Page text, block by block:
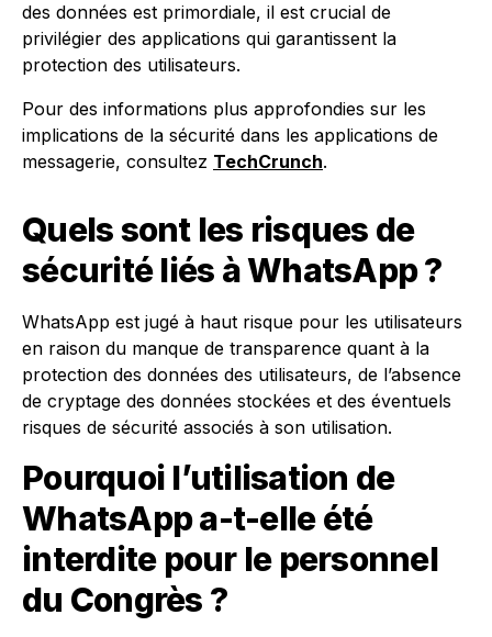
des données est primordiale, il est crucial de
privilégier des applications qui garantissent la
protection des utilisateurs.
Pour des informations plus approfondies sur les
implications de la sécurité dans les applications de
messagerie, consultez TechCrunch.
Quels sont les risques de
sécurité liés à WhatsApp ?
WhatsApp est jugé à haut risque pour les utilisateurs
en raison du manque de transparence quant à la
protection des données des utilisateurs, de l’absence
de cryptage des données stockées et des éventuels
risques de sécurité associés à son utilisation.
Pourquoi l’utilisation de
WhatsApp a-t-elle été
interdite pour le personnel
du Congrès ?